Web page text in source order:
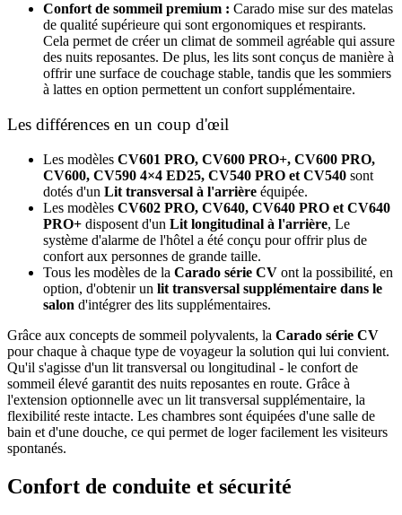
Confort de sommeil premium : Carado mise sur des matelas
de qualité supérieure qui sont ergonomiques et respirants.
Cela permet de créer un climat de sommeil agréable qui assure
des nuits reposantes. De plus, les lits sont conçus de manière à
offrir une surface de couchage stable, tandis que les sommiers
à lattes en option permettent un confort supplémentaire.
Les différences en un coup d'œil
Les modèles CV601 PRO, CV600 PRO+, CV600 PRO,
CV600, CV590 4×4 ED25, CV540 PRO et CV540 sont
dotés d'un Lit transversal à l'arrière équipée.
Les modèles CV602 PRO, CV640, CV640 PRO et CV640
PRO+ disposent d'un Lit longitudinal à l'arrière, Le
système d'alarme de l'hôtel a été conçu pour offrir plus de
confort aux personnes de grande taille.
Tous les modèles de la Carado série CV ont la possibilité, en
option, d'obtenir un lit transversal supplémentaire dans le
salon d'intégrer des lits supplémentaires.
Grâce aux concepts de sommeil polyvalents, la Carado série CV
pour chaque à chaque type de voyageur la solution qui lui convient.
Qu'il s'agisse d'un lit transversal ou longitudinal - le confort de
sommeil élevé garantit des nuits reposantes en route. Grâce à
l'extension optionnelle avec un lit transversal supplémentaire, la
flexibilité reste intacte. Les chambres sont équipées d'une salle de
bain et d'une douche, ce qui permet de loger facilement les visiteurs
spontanés.
Confort de conduite et sécurité